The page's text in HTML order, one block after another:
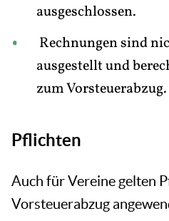
ausgeschlossen.
Rechnungen sind
ausgestellt und
zum Vorsteuerabzug.
Pflichten
Auch für Vereine gelten
Vorsteuerabzug